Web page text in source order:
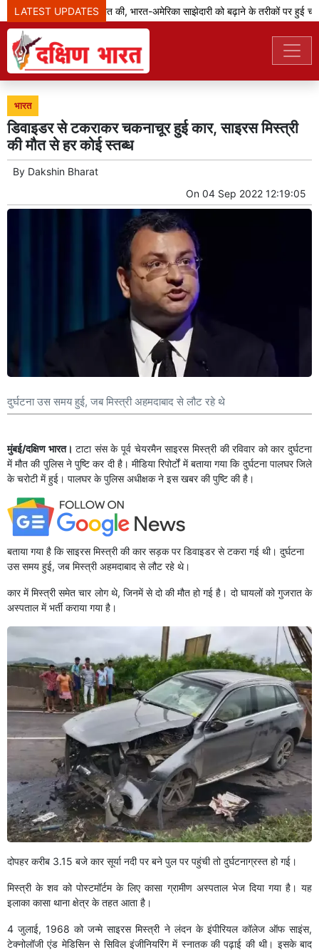
LATEST UPDATES
जेडी वेंस ने मोदी से बात की, भारत-अमेरिका साझेदारी को बढ़ाने के तरीकों पर हुई चर्चा
भारत
डिवाइडर से टकराकर चकनाचूर हुई कार, साइरस मिस्त्री
की मौत से हर कोई स्तब्ध
By Dakshin Bharat
On 04 Sep 2022 12:19:05
दुर्घटना उस समय हुई, जब मिस्त्री अहमदाबाद से लौट रहे थे
मुंबई/दक्षिण भारत। टाटा संस के पूर्व चेयरमैन साइरस मिस्त्री की रविवार को कार दुर्घटना
में मौत की पुलिस ने पुष्टि कर दी है। मीडिया रिपोर्टों में बताया गया कि दुर्घटना पालघर जिले
के चरोटी में हुई। पालघर के पुलिस अधीक्षक ने इस खबर की पुष्टि की है।
बताया गया है कि साइरस मिस्त्री की कार सड़क पर डिवाइडर से टकरा गई थी। दुर्घटना
उस समय हुई, जब मिस्त्री अहमदाबाद से लौट रहे थे।
कार में मिस्त्री समेत चार लोग थे, जिनमें से दो की मौत हो गई है। दो घायलों को गुजरात के
अस्पताल में भर्ती कराया गया है।
दोपहर करीब 3.15 बजे कार सूर्या नदी पर बने पुल पर पहुंची तो दुर्घटनाग्रस्त हो गई।
मिस्त्री के शव को पोस्टमॉर्टम के लिए कासा ग्रामीण अस्पताल भेज दिया गया है। यह
इलाका कासा थाना क्षेत्र के तहत आता है।
4 जुलाई, 1968 को जन्मे साइरस मिस्त्री ने लंदन के इंपीरियल कॉलेज ऑफ साइंस,
टेक्नोलॉजी एंड मेडिसिन से सिविल इंजीनियरिंग में स्नातक की पढ़ाई की थी। इसके बाद